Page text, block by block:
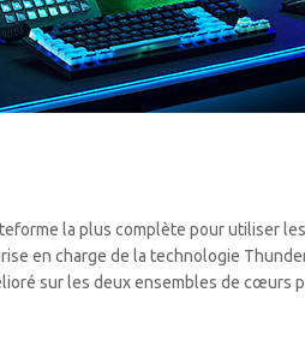
la plus complète pour utiliser
en charge de la technologie
sur les deux ensembles de cœurs